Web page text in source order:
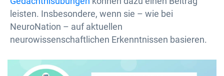
leisten. Insbesondere, wenn sie – wie bei
NeuroNation – auf aktuellen
neurowissenschaftlichen Erkenntnissen basieren.